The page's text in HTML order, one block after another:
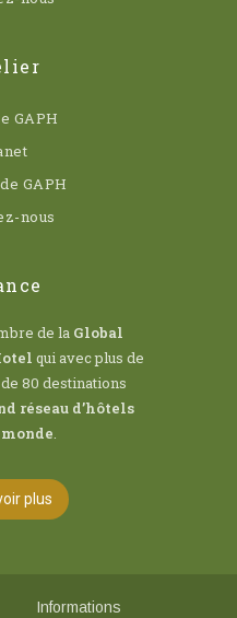
GAPH
GAPH
nous
de la Global
qui avec plus de
80 destinations
réseau d’hôtels
plus
Informations